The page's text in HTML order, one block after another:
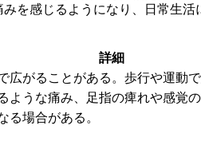
を感じる ようになり、日常生
詳細
広がることがある。歩行や運動
うな痛み、足指の痺れや感覚の
る場合がある。